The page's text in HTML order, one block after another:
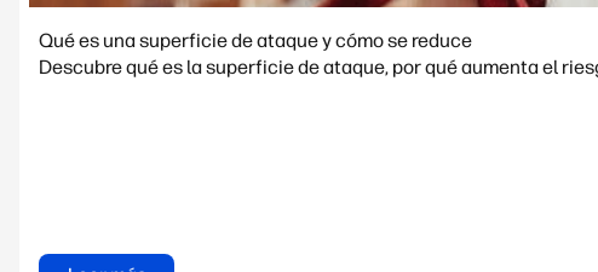
Qué es una superficie de ataque y cómo se reduce
Descubre qué es la superficie de ataque, por qué aumenta el